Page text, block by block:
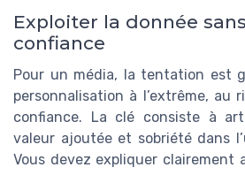
Exploiter la donnée
confiance
Pour un média, la tentation est
personnalisation à l’extrême, au
confiance. La clé consiste à
valeur ajoutée et sobriété dans
Vous devez expliquer clairement